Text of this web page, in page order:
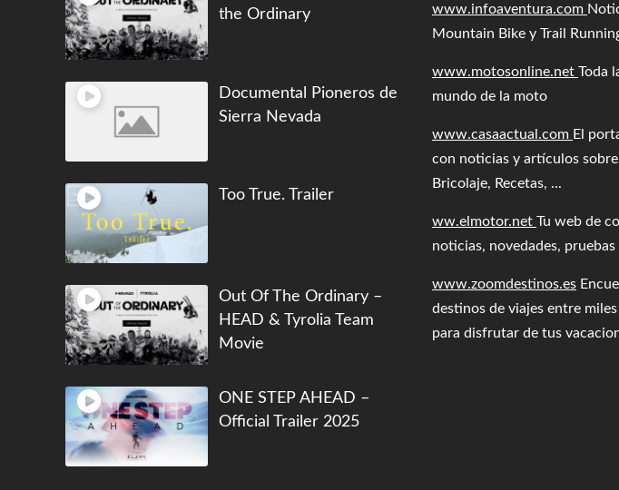
the Ordinary
Documental Pioneros de
Sierra Nevada
Too True. Trailer
Out Of The Ordinary –
HEAD & Tyrolia Team
Movie
ONE STEP AHEAD –
Official Trailer 2025
www.infoaventura.com
Mountain Bike y Trail
www.motosonline.net Toda
mundo de la moto
www.casaactual.com El
con noticias y artículos
Bricolaje, Recetas, ...
ww.elmotor.net Tu web de
noticias, novedades, pruebas
www.zoomdestinos.es
destinos de viajes entre
para disfrutar de tus